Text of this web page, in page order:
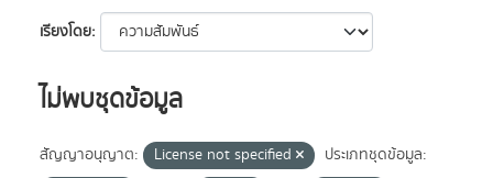
เรียงโดย
ไม่พบชุดข้อมูล
สัญญาอนุญาต: License not specified
ประเภทชุดข้อมูล: